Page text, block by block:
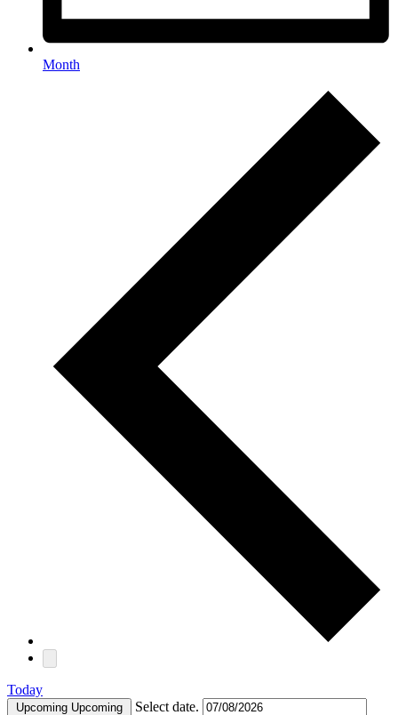
Month
Today
Upcoming Upcoming Select date.